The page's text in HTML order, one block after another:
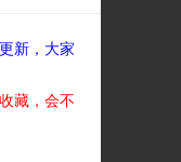
新，大家
藏，会不